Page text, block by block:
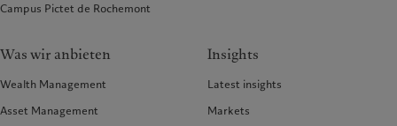
Campus Pictet de Rochemont
Was wir anbieten
Wealth Management
Asset Management
Insights
Latest insights
Markets